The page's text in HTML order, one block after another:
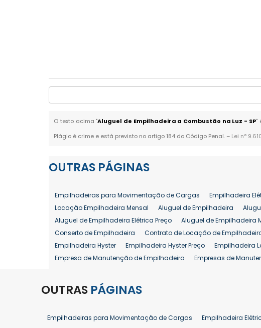
O texto acima "Aluguel de Empilhadeira a Combustão na Luz - SP"
Plágio é crime e está previsto no artigo 184 do Código Penal. – Lei n°
OUTRAS PÁGINAS
Empilhadeiras para Movimentação de Cargas Empilhadeira
Locação Empilhadeira Mensal
Aluguel de Empilhadeira
Aluguel de Empilhadeira Elétrica Preço
Aluguel de Empilhadeira
Conserto de Empilhadeira
Contrato de Locação de
Empilhadeira Hyster
Empilhadeira Hyster Preço Empilhadeira
Empresa de Manutenção de Empilhadeira
Empresas de
Manutenção em Empilhadeiras
Reforma de Empilhadeira
Aluguel de Empilhadeira 25 ton
Locação de Empilhadeira 25 ton
OUTRAS PÁGINAS
Empilhadeiras para Movimentação de Cargas Empilhadeira